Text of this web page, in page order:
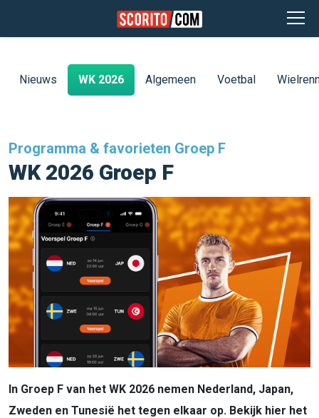
Nieuws WK 2026 Algemeen Voetbal
Programma & favorieten Groep F
WK 2026 Groep F
In Groep F van het WK 2026 nemen Nederland, Japan,
Zweden en Tunesië het tegen elkaar op. Bekijk hier het